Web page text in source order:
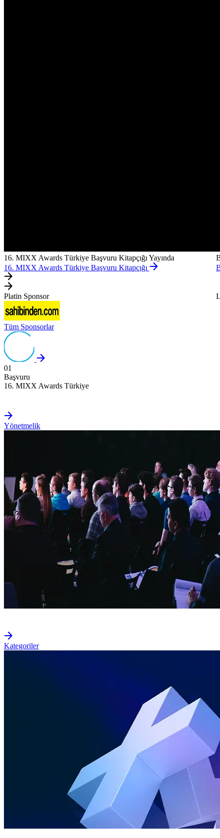
16. MIXX Awards Türkiye Başvuru Kitapçığı Yayında
16. MIXX Awards Türkiye Başvuru Kitapçığı
Platin Sponsor
Tüm Sponsorlar
01
Başvuru
16. MIXX Awards Türkiye
Yönetmelik
Kategoriler